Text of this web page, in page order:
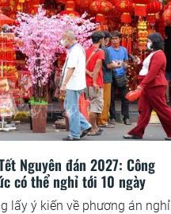
Nguyên đán 2027: Công
có thể nghỉ tới 10 ngày
lấy ý kiến về phương án nghỉ